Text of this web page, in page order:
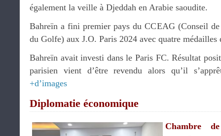
également la veille à Djeddah en Arabie saoudite.
Bahreïn a fini premier pays du CCEAG (Conseil de
du Golfe) aux J.O. Paris 2024 avec quatre médailles
Bahreïn avait investi dans le Paris FC. Résultat
parisien vient d’être revendu alors qu’il
+d’images
Diplomatie économique
Chambre